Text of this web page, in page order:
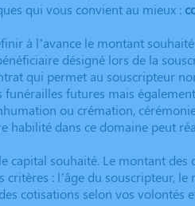
qui vous convient au mieux :
à l’avance le montant
désigné lors de la
qui permet au souscripteur
futures mais
ou crémation,
habilité dans ce domaine peut
capital souhaité. Le montant
: l’âge du souscripteur,
cotisations selon vos volontés